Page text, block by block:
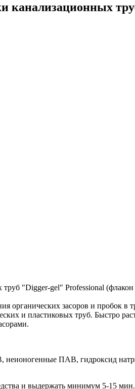
канализационных
"Digger-gel" Professional
органических засоров и пробок
и пластиковых труб. Быстро
ПАВ, гидроксид
и выдержать минимум 5-15